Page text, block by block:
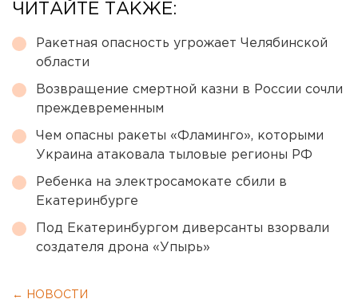
ЧИТАЙТЕ ТАКЖЕ:
Ракетная опасность угрожает Челябинской
области
Возвращение смертной казни в России сочли
преждевременным
Чем опасны ракеты «Фламинго», которыми
Украина атаковала тыловые регионы РФ
Ребенка на электросамокате сбили в
Екатеринбурге
Под Екатеринбургом диверсанты взорвали
создателя дрона «Упырь»
← НОВОСТИ